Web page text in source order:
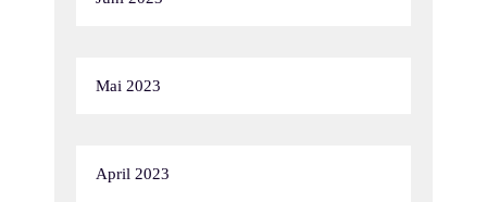
Mai 2023
April 2023